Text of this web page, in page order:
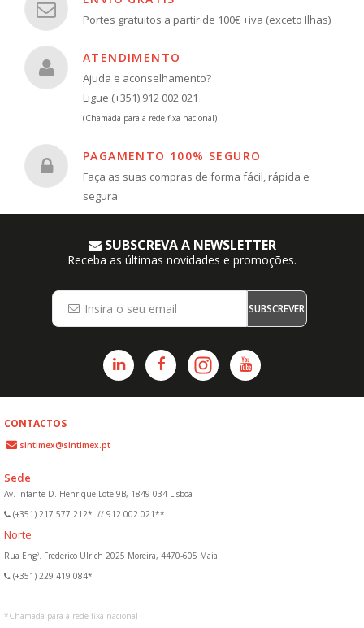
Portes gratuitos a partir de 100€ +iva (exceto Ilhas)
ATENDIMENTO
Ajuda e aconselhamento?
Ligue (+351) 912 002 021
(Chamada para a rede fixa nacional)
PAGAMENTO 100% SEGURO
Faça as suas compras de forma fácil, rápida e
segura
SUBSCREVA A NEWSLETTER
Receba as últimas novidades e promoções.
SUBSCREVER
CONTACTOS
sintimex@sintimex.pt
Sede
Av. Infante D. Henrique Lote 9B, 1849-034 Lisboa
(+351) 217 577 212* // 912 002 021**
Norte
Rua Engº. Frederico Ulrich 2025 Moreira, 4470-605 Maia
(+351) 229 419 084*
*Chamada para a rede fixa nacional